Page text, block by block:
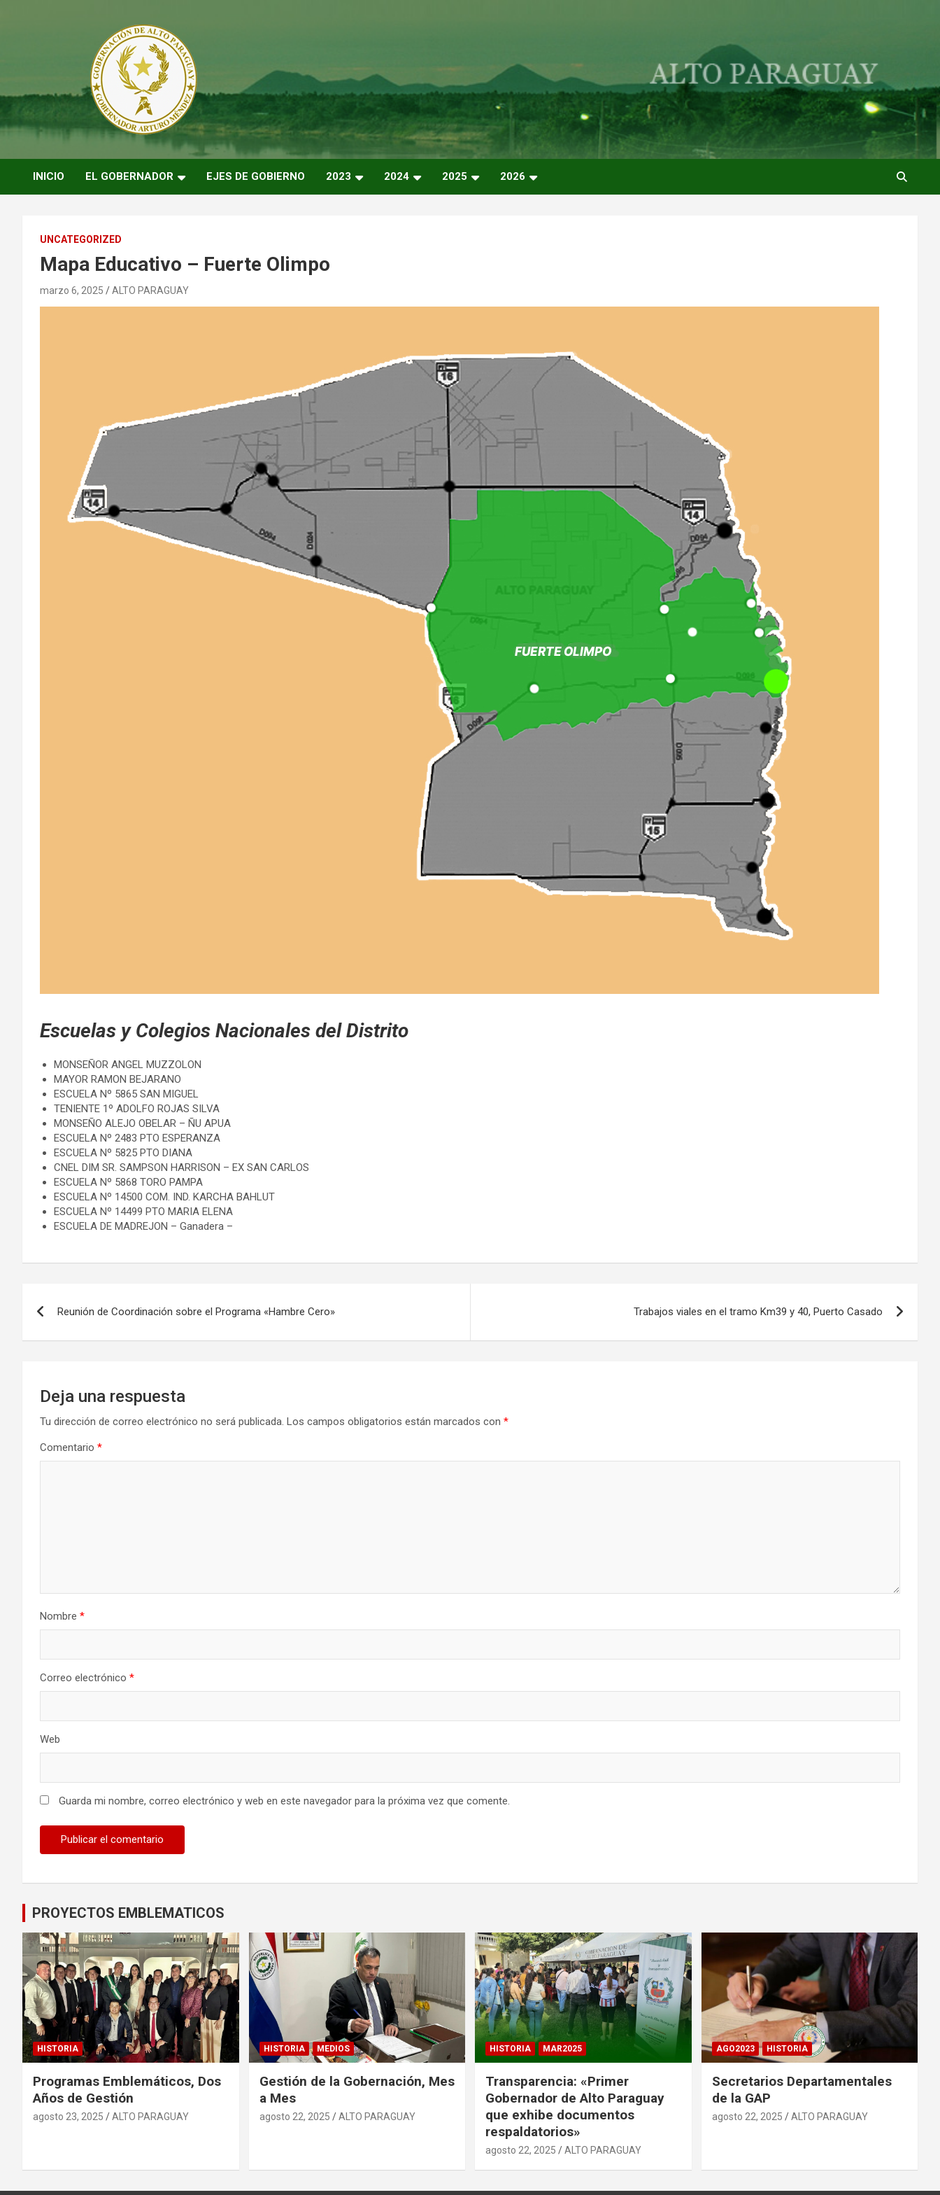
ARTUROMENDEZ.ORG
ARTURO MENDEZ GOBERNADOR 2023
INICIO EL GOBERNADOR EJES DE GOBIERNO 2023 2024 2025 2026
UNCATEGORIZED
Mapa Educativo – Fuerte Olimpo
marzo 6, 2025 ALTO PARAGUAY
Escuelas y Colegios Nacionales del Distrito
MONSEÑOR ANGEL MUZZOLON
MAYOR RAMON BEJARANO
ESCUELA Nº 5865 SAN MIGUEL
TENIENTE 1º ADOLFO ROJAS SILVA
MONSEÑO ALEJO OBELAR – ÑU APUA
ESCUELA Nº 2483 PTO ESPERANZA
ESCUELA Nº 5825 PTO DIANA
CNEL DIM SR. SAMPSON HARRISON – EX SAN CARLOS
ESCUELA Nº 5868 TORO PAMPA
ESCUELA Nº 14500 COM. IND. KARCHA BAHLUT
ESCUELA Nº 14499 PTO MARIA ELENA
ESCUELA DE MADREJON – Ganadera –
de
Reunión de Coordinación sobre el Programa «Hambre Cero» Trabajos viales en el tramo Km39 y 40, Puerto Casado
Deja una respuesta
Tu dirección de correo electrónico no será publicada. Los campos obligatorios están marcados con *
Comentario *
Nombre *
Correo electrónico *
Web
Guarda mi nombre, correo electrónico y web en este navegador para la próxima vez que comente.
PROYECTOS EMBLEMATICOS
HISTORIA
Programas Emblemáticos, Dos
Años de Gestión
agosto 23, 2025 ALTO PARAGUAY
HISTORIA MEDIOS
Gestión de la Gobernación, Mes
a Mes
agosto 22, 2025 ALTO PARAGUAY
HISTORIA MAR2025
Transparencia: «Primer
Gobernador de Alto Paraguay
que exhibe documentos
respaldatorios»
agosto 22, 2025 ALTO PARAGUAY
AGO2023 HISTORIA
Secretarios Departamentales
de la GAP
agosto 22, 2025 ALTO PARAGUAY